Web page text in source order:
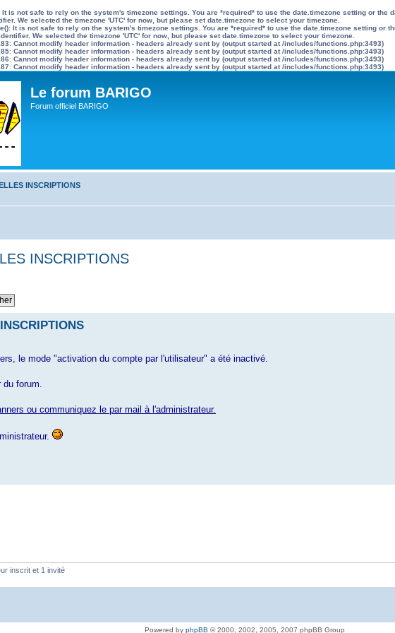
It is not safe to rely on the system's timezone settings. You are *required* to use the date.timezone setting or
We selected the timezone 'UTC' for now, but please set date.timezone to select your timezone.
It is not safe to rely on the system's timezone settings. You are *required* to use the date.timezone setting or
We selected the timezone 'UTC' for now, but please set date.timezone to select your timezone.
: Cannot modify header information - headers already sent by (output started at /includes/functions.php:3493)
: Cannot modify header information - headers already sent by (output started at /includes/functions.php:3493)
: Cannot modify header information - headers already sent by (output started at /includes/functions.php:3493)
: Cannot modify header information - headers already sent by (output started at /includes/functions.php:3493)
Le forum BARIGO
Forum officiel BARIGO
INSCRIPTIONS
INSCRIPTIONS
le mode "activation du compte par l'utilisateur" a été inactivé.
du forum.
ou communiquez le par mail à l'administrateur.
inscrit et 1 invité
Powered by phpBB © 2000, 2002, 2005, 2007 phpBB Group